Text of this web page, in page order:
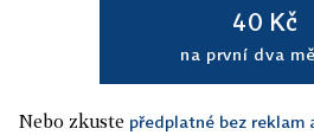
40 Kč
na první dva
Nebo zkuste předplatné bez reklam